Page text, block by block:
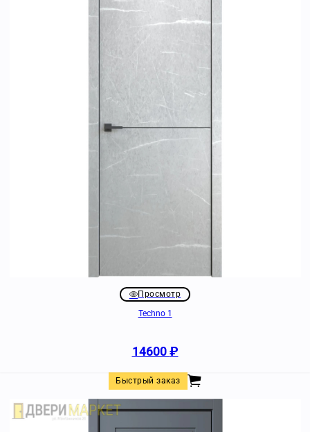
Просмотр
Techno 1
14600₽
Быстрый заказ